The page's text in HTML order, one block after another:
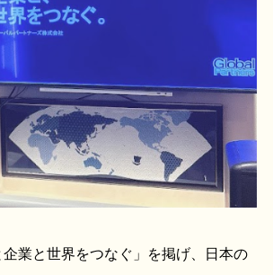
業と世界をつなぐ」を掲げ、日本の